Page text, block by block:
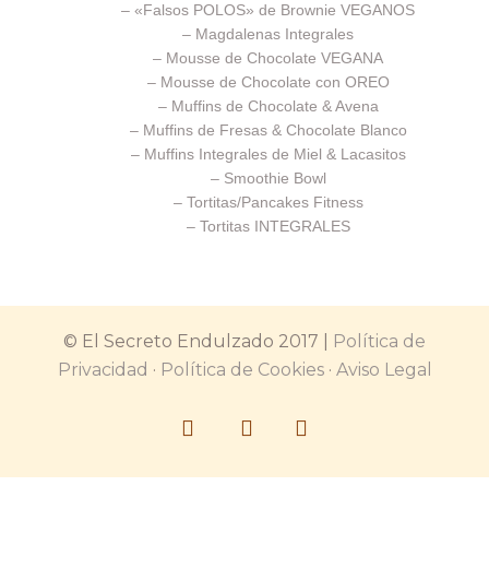
–«Falsos POLOS» de Brownie VEGANOS
– Magdalenas Integrales
– Mousse de Chocolate VEGANA
– Mousse de Chocolate con OREO
– Muffins de Chocolate & Avena
– Muffins de Fresas & Chocolate Blanco
– Muffins Integrales de Miel & Lacasitos
– Smoothie Bowl
– Tortitas/Pancakes Fitness
– Tortitas INTEGRALES
© El Secreto Endulzado 2017 |
Política de
Privacidad · Política de Cookies· Aviso Legal